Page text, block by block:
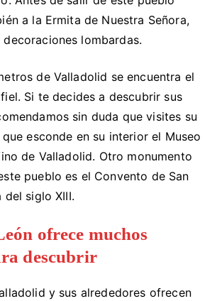
a la Ermita de Nuestra Señora,
lombardas.
de Valladolid se encuentra el
Si te decides a descubrir sus
sin duda que visites su
esconde en su interior el Museo
de Valladolid. Otro monumento
pueblo es el Convento de San
del siglo XIII.
ofrece muchos
descubrir
y sus alrededores ofrecen